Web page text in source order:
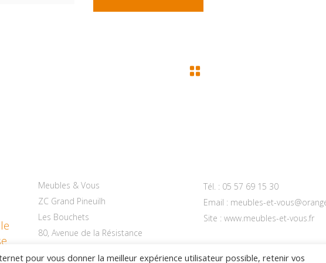
Meubles & Vous
ZC Grand Pineuilh
Les Bouchets
80, Avenue de la Résistance
Tél. : 05 57 69 15 30
Email : meubles-et-
Site : www.meubles-et-vous.fr
pour vous donner la meilleur expérience utilisateur possible, retenir vos